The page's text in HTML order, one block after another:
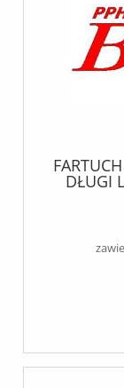
DŁUGI